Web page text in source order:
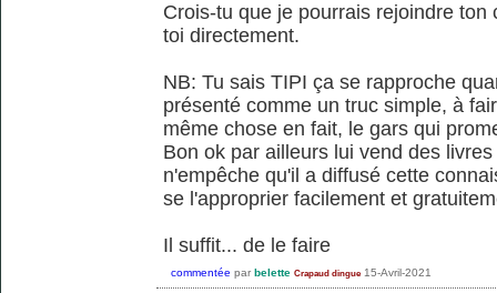
Crois-tu que je pourrais rejoindre
toi directement.
NB: Tu sais TIPI ça se rapproche
présenté comme un truc simple, à
même chose en fait, le gars qui
Bon ok par ailleurs lui vend des
n'empêche qu'il a diffusé cette
se l'approprier facilement et
Il suffit... de le faire
commentée par belette Crapaud dingue 15-Avril-2021